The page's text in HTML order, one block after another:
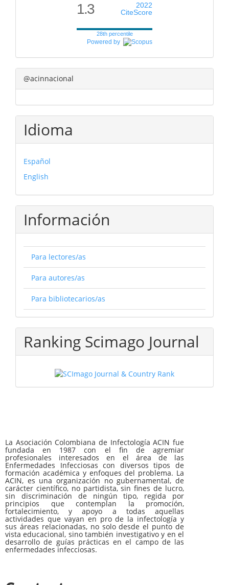
1.3
2022
CiteScore
28th percentile
Powered by
@acinnacional
Idioma
Español
English
Información
Para lectores/as
Para autores/as
Para bibliotecarios/as
Ranking Scimago Journal
La Asociación Colombiana de Infectología ACIN fue
fundada en 1987 con el fin de agremiar
profesionales interesados en el área de las
Enfermedades Infecciosas con diversos tipos de
formación académica y enfoques del problema. La
ACIN, es una organización no gubernamental, de
carácter científico, no partidista, sin fines de lucro,
sin discriminación de ningún tipo, regida por
principios que contemplan la promoción,
fortalecimiento, y apoyo a todas aquellas
actividades que vayan en pro de la infectología y
sus áreas relacionadas, no solo desde el punto de
vista educacional, sino también investigativo y en el
desarrollo de guías prácticas en el campo de las
enfermedades infecciosas.